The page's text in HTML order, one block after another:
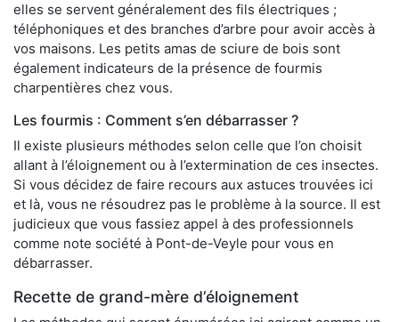
elles se servent généralement des fils électriques ;
téléphoniques et des branches d’arbre pour avoir accès à
vos maisons. Les petits amas de sciure de bois sont
également indicateurs de la présence de fourmis
charpentières chez vous.
Les fourmis : Comment s’en débarrasser ?
Il existe plusieurs méthodes selon celle que l’on choisit
allant à l’éloignement ou à l’extermination de ces insectes.
Si vous décidez de faire recours aux astuces trouvées ici
et là, vous ne résoudrez pas le problème à la source. Il est
judicieux que vous fassiez appel à des professionnels
comme note société à Pont-de-Veyle pour vous en
débarrasser.
Recette de grand-mère d’éloignement